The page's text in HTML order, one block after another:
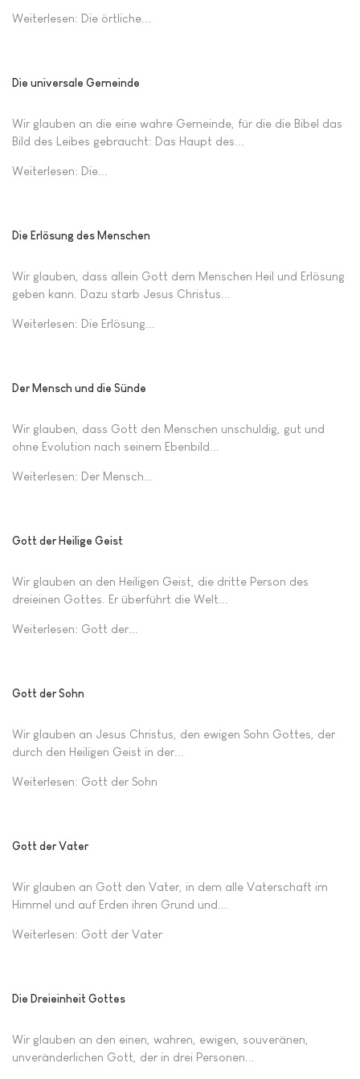
Weiterlesen: Die örtliche...
Die universale Gemeinde
Wir glauben an die eine wahre Gemeinde, für die die Bibel das
Bild des Leibes gebraucht: Das Haupt des...
Weiterlesen: Die...
Die Erlösung des Menschen
Wir glauben, dass allein Gott dem Menschen Heil und Erlösung
geben kann. Dazu starb Jesus Christus...
Weiterlesen: Die Erlösung...
Der Mensch und die Sünde
Wir glauben, dass Gott den Menschen unschuldig, gut und
ohne Evolution nach seinem Ebenbild...
Weiterlesen: Der Mensch...
Gott der Heilige Geist
Wir glauben an den Heiligen Geist, die dritte Person des
dreieinen Gottes. Er überführt die Welt...
Weiterlesen: Gott der...
Gott der Sohn
Wir glauben an Jesus Christus, den ewigen Sohn Gottes, der
durch den Heiligen Geist in der...
Weiterlesen: Gott der Sohn
Gott der Vater
Wir glauben an Gott den Vater, in dem alle Vaterschaft im
Himmel und auf Erden ihren Grund und...
Weiterlesen: Gott der Vater
Die Dreieinheit Gottes
Wir glauben an den einen, wahren, ewigen, souveränen,
unveränderlichen Gott, der in drei Personen...